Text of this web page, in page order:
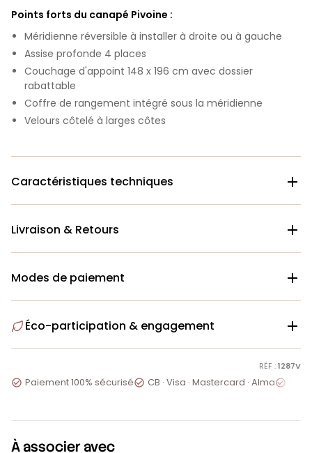
Points forts du canapé Pivoine :
Méridienne réversible à installer à droite ou à gauche
Assise profonde 4 places
Couchage d'appoint 148 x 196 cm avec dossier
rabattable
Coffre de rangement intégré sous la méridienne
Velours côtelé à larges côtes
Caractéristiques techniques 
Livraison & Retours 
Modes de paiement 
Éco-participation & engagement 
RÉF :1287V
 Paiement 100% sécurisé CB · Visa · Mastercard · Alma
À associer avec